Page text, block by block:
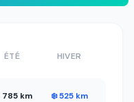
ÉTÉ HIVER
km ❄️ 525 km